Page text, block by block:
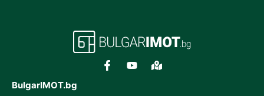
BulgarIMOT.bg